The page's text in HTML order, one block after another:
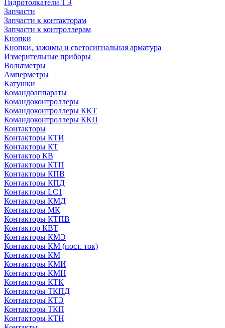
Гидротолкатели ТЭ
Запчасти
Запчасти к контакторам
Запчасти к контроллерам
Кнопки
Кнопки, зажимы и светосигнальная арматура
Измерительные приборы
Вольтметры
Амперметры
Катушки
Командоаппараты
Командоконтроллеры
Командоконтроллеры ККТ
Командоконтроллеры ККП
Контакторы
Контакторы КТИ
Контакторы КТ
Контактор КВ
Контакторы КТП
Контакторы КПВ
Контакторы КПД
Контакторы LC1
Контакторы КМД
Контакторы МК
Контакторы КТПВ
Контактор КВТ
Контакторы КМЭ
Контакторы КМ (пост. ток)
Контакторы КМ
Контакторы КМИ
Контакторы КМН
Контакторы КТК
Контакторы ТКПД
Контакторы КТЭ
Контакторы ТКП
Контакторы КТН